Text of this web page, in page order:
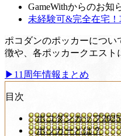
GameWithからのお知
未経験可&完全在宅！
ポコダンのポッカーにつ
徴や、各ポッカークエスト
▶︎11周年情報まとめ
目次
ポコダンカップ
ポッカーとは？